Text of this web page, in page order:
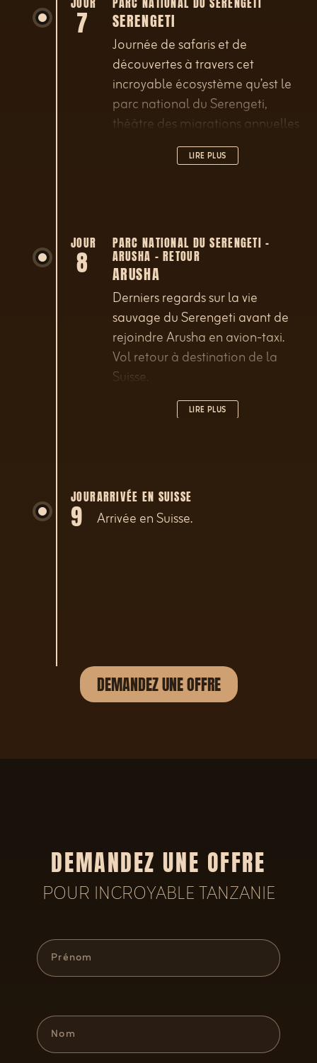
7 SERENGETI
Journée de safaris et de
découvertes à travers cet
incroyable écosystème qu’est le
parc national du Serengeti,
théâtre des migrations annuelles
des gnous, gazelles et zèbres se
déplaçant vers l’ouest.
LIRE PLUS
JOUR
8
PARC NATIONAL DU SERENGETI –
ARUSHA - RETOUR
ARUSHA
Derniers regards sur la vie
sauvage du Serengeti avant de
rejoindre Arusha en avion-taxi.
Vol retour à destination de la
Suisse.
LIRE PLUS
JOUR
9
ARRIVÉE EN SUISSE
Arrivée en Suisse.
DEMANDEZ UNE OFFRE
DEMANDEZ UNE OFFRE
POUR INCROYABLE TANZANIE